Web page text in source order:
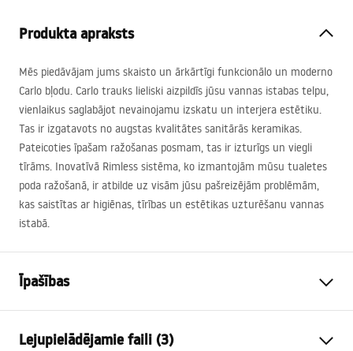
Produkta apraksts
Mēs piedāvājam jums skaisto un ārkārtīgi funkcionālo un moderno
Carlo bļodu. Carlo trauks lieliski aizpildīs jūsu vannas istabas telpu,
vienlaikus saglabājot nevainojamu izskatu un interjera estētiku.
Tas ir izgatavots no augstas kvalitātes sanitārās keramikas.
Pateicoties īpašam ražošanas posmam, tas ir izturīgs un viegli
tīrāms. Inovatīvā Rimless sistēma, ko izmantojām mūsu tualetes
poda ražošanā, ir atbilde uz visām jūsu pašreizējām problēmām,
kas saistītas ar higiēnas, tīrības un estētikas uzturēšanu vannas
istabā.
Īpašības
Skalošanas sistēma
Lejupielādējamie faili (3)